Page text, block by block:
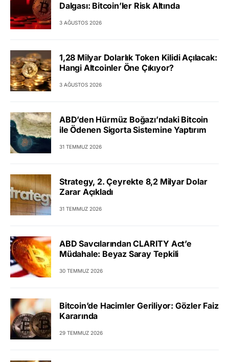
Dalgası: Bitcoin’ler Risk Altında
3 AĞUSTOS 2026
1,28 Milyar Dolarlık Token Kilidi Açılacak:
Hangi Altcoinler Öne Çıkıyor?
3 AĞUSTOS 2026
ABD’den Hürmüz Boğazı’ndaki Bitcoin
ile Ödenen Sigorta Sistemine Yaptırım
31 TEMMUZ 2026
Strategy, 2. Çeyrekte 8,2 Milyar Dolar
Zarar Açıkladı
31 TEMMUZ 2026
ABD Savcılarından CLARITY Act’e
Müdahale: Beyaz Saray Tepkili
30 TEMMUZ 2026
Bitcoin’de Hacimler Geriliyor: Gözler Faiz
Kararında
29 TEMMUZ 2026